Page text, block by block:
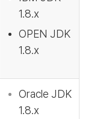
1.8.x
OPEN JDK
1.8.x
Oracle JDK
1.8.x